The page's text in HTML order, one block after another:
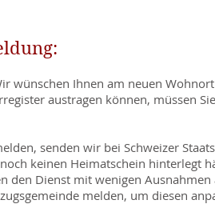
wünschen Ihnen am neuen
austragen können, müssen
senden wir bei Schweizer
keinen Heimatschein hinterlegt
den Dienst mit wenigen
melden, um diesen